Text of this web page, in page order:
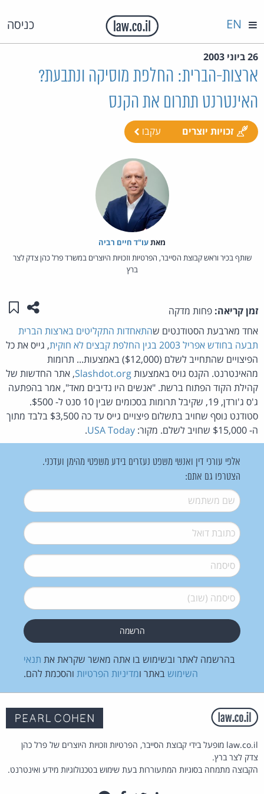
כניסה EN
26 ביוני 2003
ארצות-הברית: החלפת מוסיקה ונתבעת?
האינטרנט תתרום את הקנס
זכויות יוצרים עקבו
מאת‏עו"ד חיים רביה
שותף בכיר וראש קבוצת הסייבר, הפרטיות וזכויות היוצרים במשרד פרל כהן צדק לצר
ברץ
זמן קריאה: פחות מדקה שתפו
אחד מארבעת הסטודנטים שהתאחדות התקליטים בארצות הברית
תבעה בחודש אפריל 2003 בגין החלפת קבצים לא חוקית
, גייס את כל
הפיצויים שהתחייב לשלם ($12,000) באמצעות... תרומות
מהאינטרנט. הקנס גויס באמצעותSlashdot.org, אתר החדשות של
קהילת הקוד הפתוח ברשת. "אנשים היו נדיבים מאד", אמר בהפתעה
ג'ס ג'ורדן, 19, שקיבל תרומות בסכומים שבין 10 סנט ל- $500.
סטודנט נוסף שחויב בתשלום פיצויים גייס עד כה $3,500 בלבד מתוך
ה- $15,000 שחויב לשלם. מקור:
USA Today
.
אלפי עורכי דין ואנשי משפט נעזרים בידע משפטי מהימן ועדכני.
הצטרפו גם אתם:
שם משתמש*
דואל*
סיסמה*
סיסמה (שוב)*
בהרשמה לאתר ובשימוש בו אתה מאשר שקראת את תנאי
השימוש באתר ומדיניות הפרטיות והסכמת להם.
law.co.il מופעל בידי קבוצת הסייבר, הפרטיות וזכויות היוצרים של פרל כהן
צדק לצר ברץ.
הקבוצה מתמחה בסוגיות המתעוררות בעת שימוש בטכנולוגיות מידע ואינטרנט.